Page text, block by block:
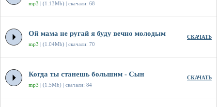
mp3 | (1.13Mb) | скачали: 68
Ой мама не ругай я буду вечно молодым
mp3 | (1.04Mb) | скачали: 70
СКАЧАТЬ
Когда ты станешь большим - Сын
mp3 | (1.5Mb) | скачали: 84
СКАЧАТЬ